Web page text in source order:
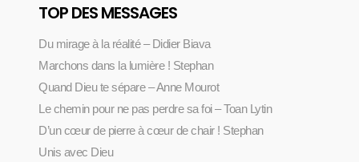
TOP DES MESSAGES
Du mirage à la réalité – Didier Biava
Marchons dans la lumière ! Stephan
Quand Dieu te sépare – Anne Mourot
Le chemin pour ne pas perdre sa foi – Toan Lytin
D’un cœur de pierre à cœur de chair ! Stephan
Unis avec Dieu